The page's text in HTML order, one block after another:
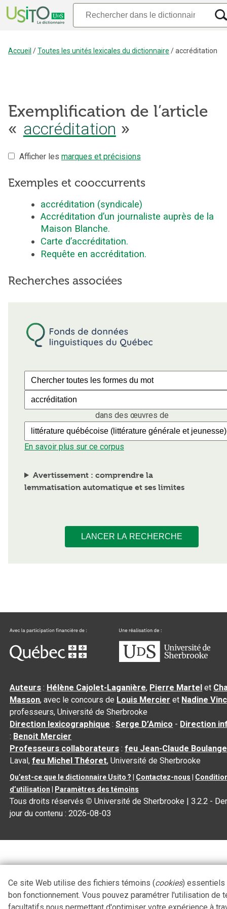
Accueil /Toutes les unités lexicales du dictionnaire /accréditation
Exemplification de l’article
« accréditation »
Afficher les marques et précisions
Exemples et cooccurrents
accréditation (syndicale)
Accréditation d’un journaliste auprès de la
Maison Blanche.
Carte d’accréditation.
Requête en accréditation.
Recherches associées
dans des œuvres de
En savoir plus sur ce corpus
Avertissement : comprendre la
lemmatisation automatique et ses limites
LANCER LA RECHERCHE
Auteurs : Hélène Cajolet-Laganière, Pierre Martel et
Masson, avec le concours de Louis Mercier et Nadine
professeurs, Université de Sherbrooke
Direction lexicographique :Serge D’Amico - Direction
: Benoit Mercier
Professeurs collaborateurs :feu Jean-Claude
Laval,feu Michel Théoret, Université de Sherbrooke
Qu’est-ce que le dictionnaire Usito ? Contactez-nous
d’utilisation
Paramètres des témoins
Tous droits réservés © Université de Sherbrooke |3.2.2 -
jour du contenu :2026-08-03
Ce site Web utilise des fichiers témoins (cookies) essentiels
bon fonctionnement. Vous pouvez paramétrer l'utilisation de